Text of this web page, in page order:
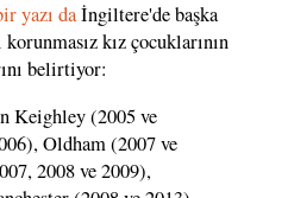
yazı daİngiltere'de başka
kız çocuklarının
belirtiyor:
Keighley (2005 ve
Oldham (2007 ve
2008 ve 2009),